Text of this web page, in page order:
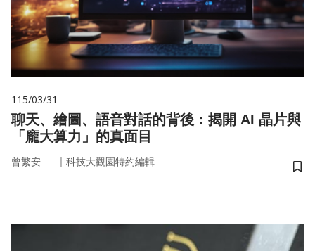
115/03/31
聊天、繪圖、語音對話的背後：揭開 AI 晶片與
「龐大算力」的真面目
曾繁安 ｜ 科技大觀園特約編輯
儲